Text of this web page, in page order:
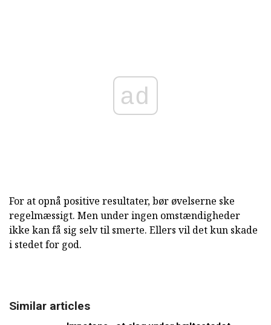
ad
For at opnå positive resultater, bør øvelserne ske
regelmæssigt. Men under ingen omstændigheder
ikke kan få sig selv til smerte. Ellers vil det kun skade
i stedet for god.
Similar articles